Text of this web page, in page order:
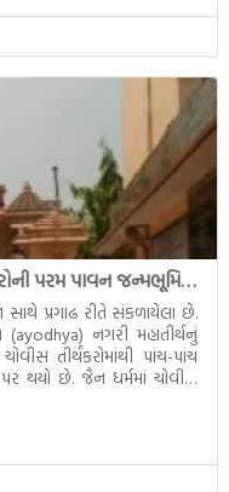
ઓગણીસ કલ્યાણકો ધરાવતી પાંચ તીર્થંકરોની પરમ પાવન જન્મભૂમિ – અયોધ્યા (Ayodhya)
પ્રગાઢ રીતે સંકળાયેલા છે.
નગરી મહાતીર્થનું
તીર્થંકરોમાંથી પાંચ-પાંચ
થયો છે. જૈન ધર્મમાં ચોવીસ
અહીં આવ્યાં છે. દરેક તીર્થંકરના